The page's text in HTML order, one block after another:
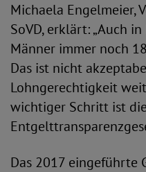
Michaela Engelmeier,
SoVD, erklärt: „Auch
Männer immer noch
Das ist nicht
Lohngerechtigkeit
wichtiger Schritt ist
Das 2017 eingeführte